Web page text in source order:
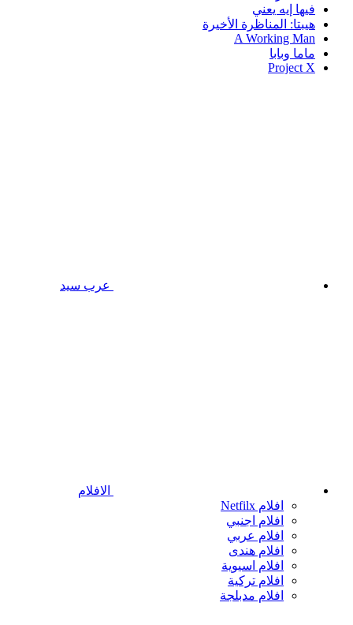
فيها إيه يعني
هيبتا: المناظرة الأخيرة
A Working Man
ماما وبابا
Project X
عرب سيد
الافلام
افلام Netfilx
افلام اجنبي
افلام عربي
افلام هندى
افلام اسيوية
افلام تركية
افلام مدبلجة